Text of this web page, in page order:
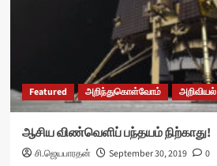
Featured அறிந்துகொள்வோம் அறிவியல்
ஆசிய விண்வெளிப் பந்தயம் நிற்காது!
சி.ஜெயபாரதன் September 30, 2019 0